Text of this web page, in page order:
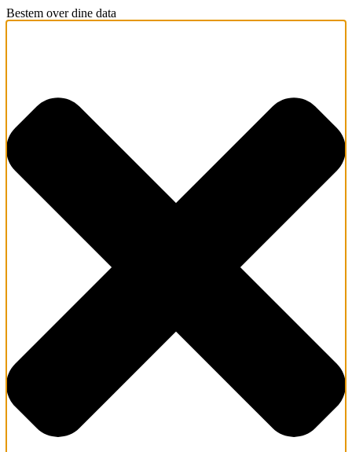
Bestem over dine data